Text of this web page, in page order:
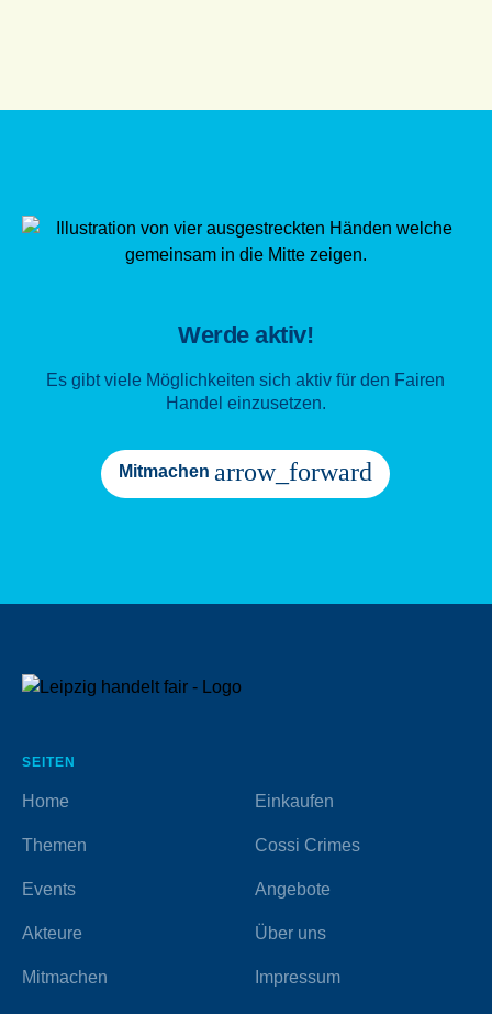
Werde aktiv!
Es gibt viele Möglichkeiten sich aktiv für den Fairen
Handel einzusetzen.
Mitmachen arrow_forward
SEITEN
Home Einkaufen
Themen Cossi Crimes
Events Angebote
Akteure Über uns
Mitmachen Impressum